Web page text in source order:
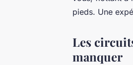
pieds. Une
Les
manquer